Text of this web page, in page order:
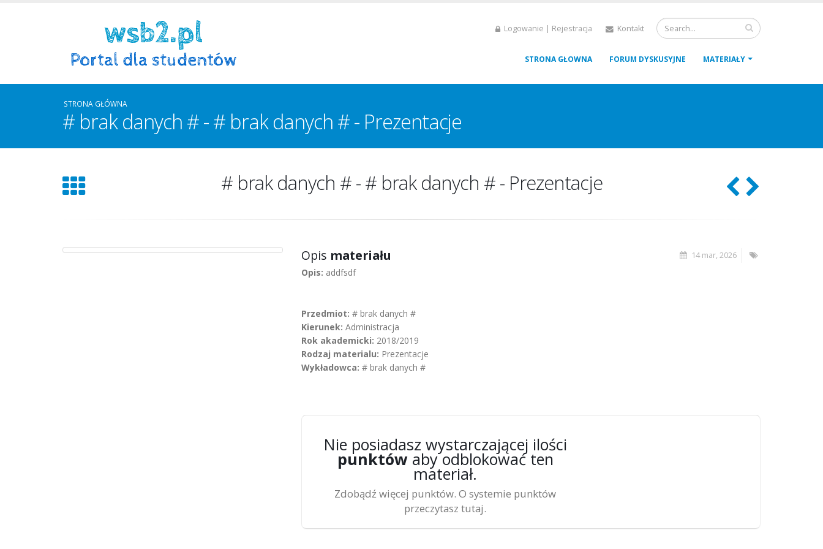
Logowanie | Rejestracja Kontakt
STRONA GŁOWNA FORUM DYSKUSYJNE MATERIAŁY
STRONA GŁÓWNA
# brak danych # - # brak danych # - Prezentacje
# brak danych # - # brak danych # - Prezentacje
14 mar, 2026
Opis materiału
Opis: addfsdf
Przedmiot: # brak danych #
Kierunek: Administracja
Rok akademicki: 2018/2019
Rodzaj materialu: Prezentacje
Wykładowca: # brak danych #
Nie posiadasz wystarczającej ilości
punktów aby odblokować ten
materiał.
Zdobądź więcej punktów. O systemie punktów
przeczytasz tutaj.